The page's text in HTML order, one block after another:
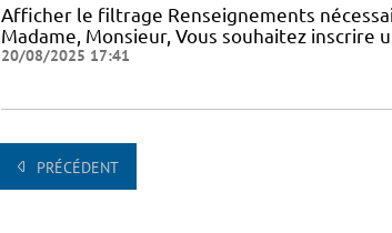
Afficher le filtrage Renseignements
Madame, Monsieur, Vous souhaitez inscrire
20/08/2025 17:41
PRÉCÉDENT